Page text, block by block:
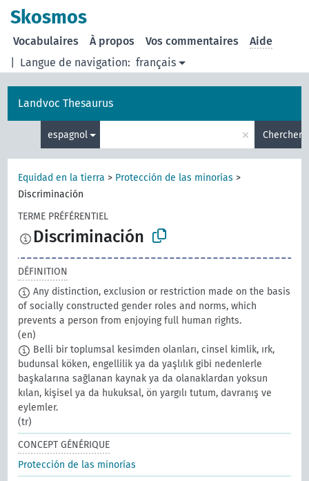
Skosmos
Langue de navigation: français
Vocabulaires À propos Vos commentaires Aide
Landvoc Thesaurus
espagnol × Chercher
Equidad en la tierra > Protección de las minorías >
Discriminación
TERME PRÉFÉRENTIEL
Discriminación
DÉFINITION
Any distinction, exclusion or restriction made on the basis
of socially constructed gender roles and norms, which
prevents a person from enjoying full human rights.
(en)
Belli bir toplumsal kesimden olanları, cinsel kimlik, ırk,
budunsal köken, engellilik ya da yaşlılık gibi nedenlerle
başkalarına sağlanan kaynak ya da olanaklardan yoksun
kılan, kişisel ya da hukuksal, ön yargılı tutum, davranış ve
eylemler.
(tr)
CONCEPT GÉNÉRIQUE
Protección de las minorías